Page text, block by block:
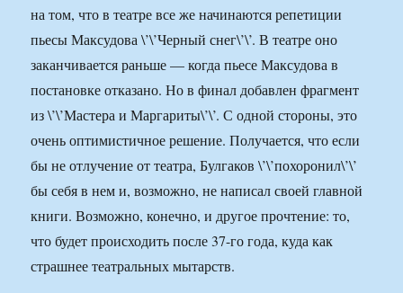
на том, что в театре все же начинаются репетиции
пьесы Максудова \’\’Черный снег\’\’. В театре оно
заканчивается раньше — когда пьесе Максудова в
постановке отказано. Но в финал добавлен фрагмент
из \’\’Мастера и Маргариты\’\’. С одной стороны, это
очень оптимистичное решение. Получается, что если
бы не отлучение от театра, Булгаков \’\’похоронил\’\’
бы себя в нем и, возможно, не написал своей главной
книги. Возможно, конечно, и другое прочтение: то,
что будет происходить после 37-го года, куда как
страшнее театральных мытарств.